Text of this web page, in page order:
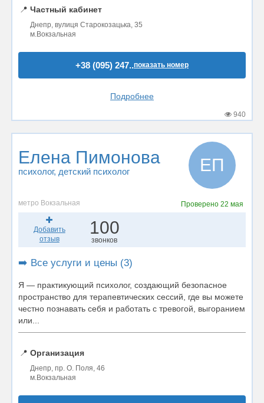
📍 Частный кабинет
Днепр, вулиця Старокозацька, 35
м.Вокзальная
+38 (095) 247..показать номер
Подробнее
940
Елена Пимонова
психолог, детский психолог ЕП
метро Вокзальная Проверено22 мая
Добавить
отзыв
100
звонков
➡️ Все услуги и цены (3)
Я — практикующий психолог, создающий безопасное
пространство для терапевтических сессий, где вы можете
честно познавать себя и работать с тревогой, выгоранием
или...
📍 Организация
Днепр, пр. О. Поля, 46
м.Вокзальная